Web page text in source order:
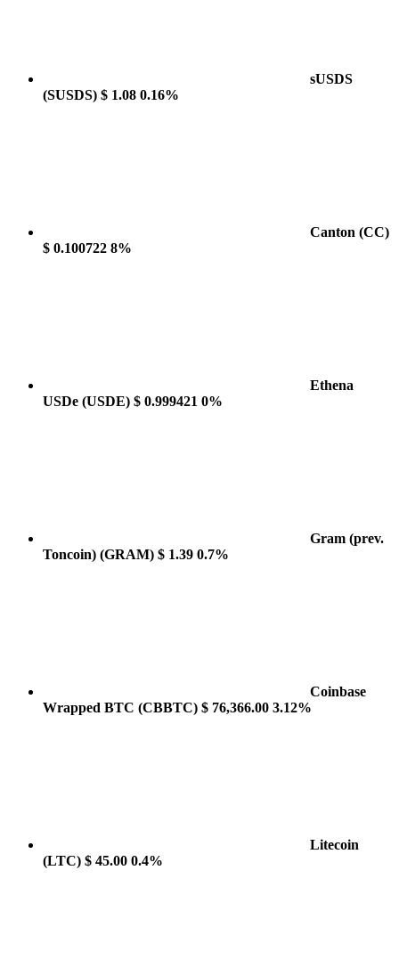
sUSDS
(SUSDS) $ 1.08 0.16%
Canton (CC)
$ 0.100722 8%
Ethena
USDe (USDE) $ 0.999421 0%
Gram (prev.
Toncoin) (GRAM) $ 1.39 0.7%
Coinbase
Wrapped BTC (CBBTC) $ 76,366.00 3.12%
Litecoin
(LTC) $ 45.00 0.4%